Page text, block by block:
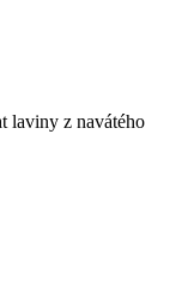
laviny z navátého